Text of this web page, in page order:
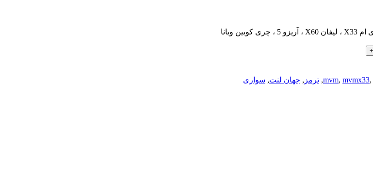
mvm, mvmx33,
, ترمز , جهان لنت, سواری